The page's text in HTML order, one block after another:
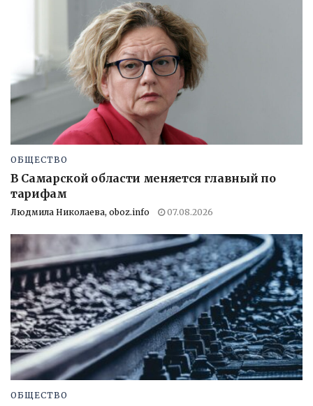
ОБЩЕСТВО
В Самарской области меняется главный по
тарифам
Людмила Николаева, oboz.info 07.08.2026
ОБЩЕСТВО